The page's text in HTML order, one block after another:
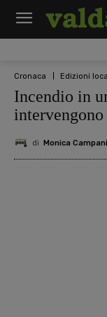
Cronaca Edizioni
Incendio in
di Monica Campani